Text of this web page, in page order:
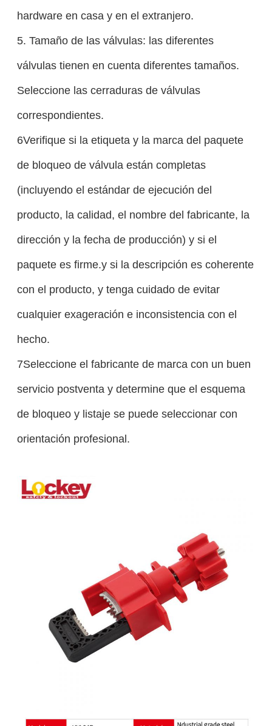
hardware en casa y en el extranjero.
5. Tamaño de las válvulas: las diferentes
válvulas tienen en cuenta diferentes tamaños.
Seleccione las cerraduras de válvulas
correspondientes.
6Verifique si la etiqueta y la marca del paquete
de bloqueo de válvula están completas
(incluyendo el estándar de ejecución del
producto, la calidad, el nombre del fabricante, la
dirección y la fecha de producción) y si el
paquete es firme.y si la descripción es coherente
con el producto, y tenga cuidado de evitar
cualquier exageración e inconsistencia con el
hecho.
7Seleccione el fabricante de marca con un buen
servicio postventa y determine que el esquema
de bloqueo y listaje se puede seleccionar con
orientación profesional.